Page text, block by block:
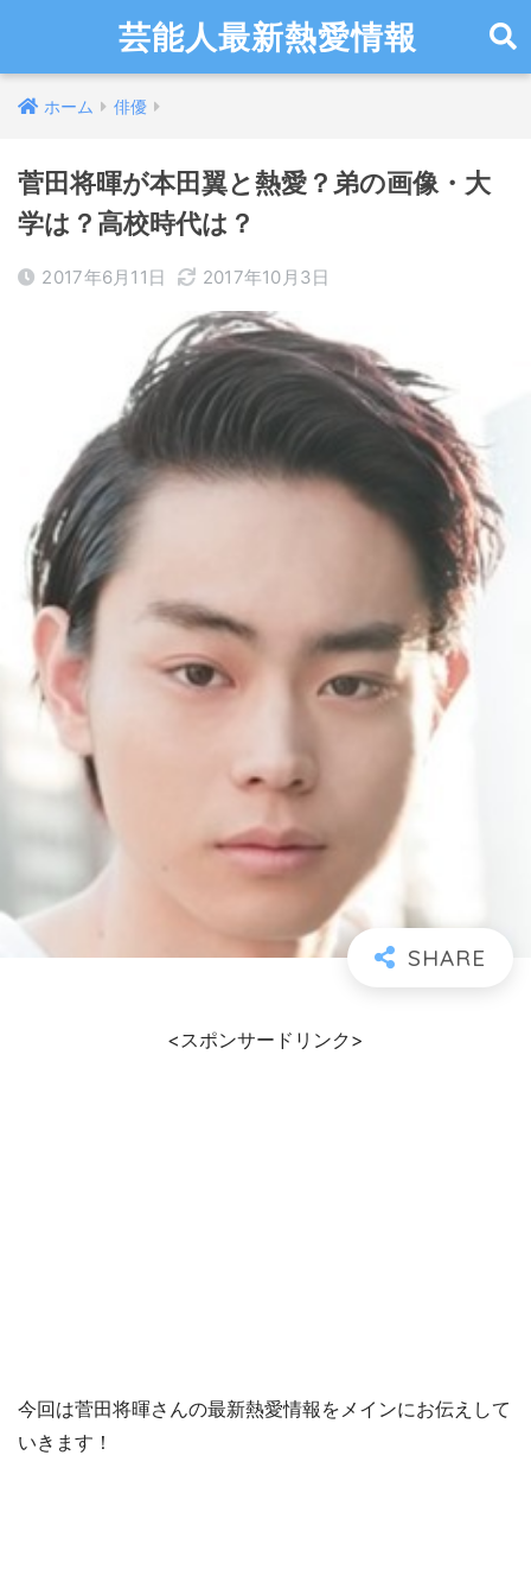
芸能人最新熱愛情報
ホーム 俳優
菅田将暉が本田翼と熱愛？弟の画像・大
学は？高校時代は？
2017年6月11日 2017年10月3日
<スポンサードリンク>
今回は菅田将暉さんの最新熱愛情報をメインにお伝えして
いきます！